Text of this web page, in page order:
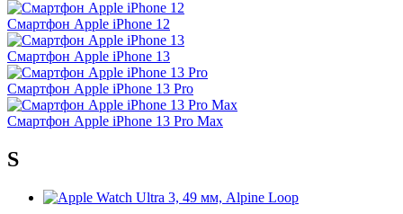
Смартфон Apple iPhone 12
Смартфон Apple iPhone 13
Смартфон Apple iPhone 13 Pro
Смартфон Apple iPhone 13 Pro Max
S